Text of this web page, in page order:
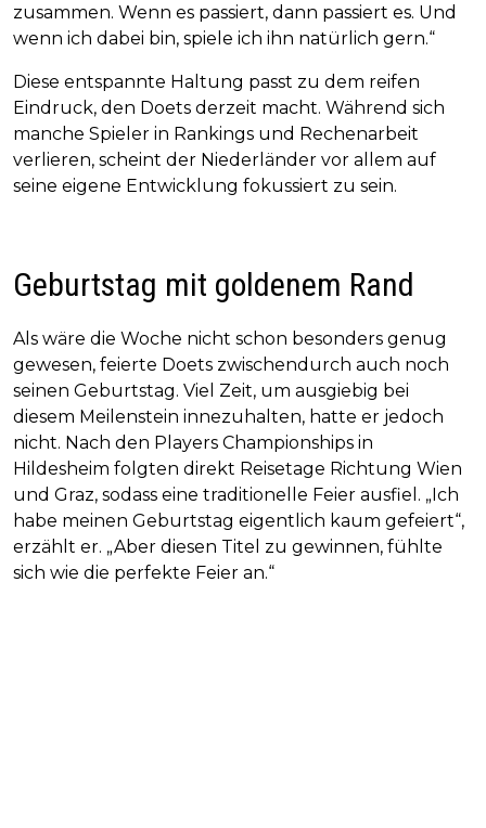
zusammen. Wenn es passiert, dann passiert es. Und
wenn ich dabei bin, spiele ich ihn natürlich gern.“
Diese entspannte Haltung passt zu dem reifen
Eindruck, den Doets derzeit macht. Während sich
manche Spieler in Rankings und Rechenarbeit
verlieren, scheint der Niederländer vor allem auf
seine eigene Entwicklung fokussiert zu sein.
Geburtstag mit goldenem Rand
Als wäre die Woche nicht schon besonders genug
gewesen, feierte Doets zwischendurch auch noch
seinen Geburtstag. Viel Zeit, um ausgiebig bei
diesem Meilenstein innezuhalten, hatte er jedoch
nicht. Nach den Players Championships in
Hildesheim folgten direkt Reisetage Richtung Wien
und Graz, sodass eine traditionelle Feier ausfiel. „Ich
habe meinen Geburtstag eigentlich kaum gefeiert“,
erzählt er. „Aber diesen Titel zu gewinnen, fühlte
sich wie die perfekte Feier an.“